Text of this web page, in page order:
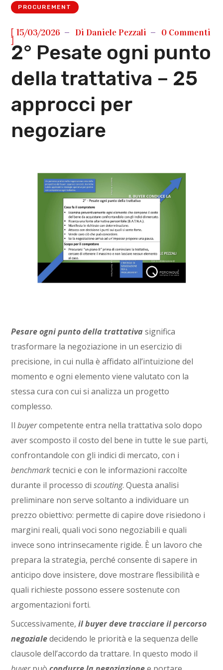
PROCUREMENT
[15/03/2026 DiDaniele Pezzali 0 Commenti
]
2° Pesate ogni punto
della trattativa – 25
approcci per
negoziare
Pesare ogni punto della trattativa significa
trasformare la negoziazione in un esercizio di
precisione, in cui nulla è affidato all’intuizione del
momento e ogni elemento viene valutato con la
stessa cura con cui si analizza un progetto
complesso.
Ilbuyercompetente entra nella trattativa solo dopo
aver scomposto il costo del bene in tutte le sue parti,
confrontandole con gli indici di mercato, con i
benchmarktecnici e con le informazioni raccolte
durante il processo discouting. Questa analisi
preliminare non serve soltanto a individuare un
prezzo obiettivo: permette di capire dove risiedono i
margini reali, quali voci sono negoziabili e quali
invece sono intrinsecamente rigide. È un lavoro che
prepara la strategia, perché consente di sapere in
anticipo dove insistere, dove mostrare flessibilità e
quali richieste possono essere sostenute con
argomentazioni forti.
Successivamente,il buyer deve tracciare il percorso
negozialedecidendo le priorità e la sequenza delle
clausole dell’accordo da trattare. In questo modo il